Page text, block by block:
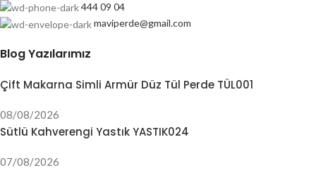
444 09 04
maviperde@gmail.com
Blog Yazılarımız
Çift Makarna Simli Armür Düz Tül Perde TÜL001
08/08/2026
Sütlü Kahverengi Yastık YASTIK024
07/08/2026